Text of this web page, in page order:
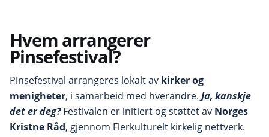
Hvem arrangerer
Pinsefestival?
Pinsefestival arrangeres lokalt av kirker og
menigheter, i samarbeid med hverandre. Ja, kanskje
det er deg? Festivalen er initiert og støttet av Norges
Kristne Råd, gjennom Flerkulturelt kirkelig nettverk.